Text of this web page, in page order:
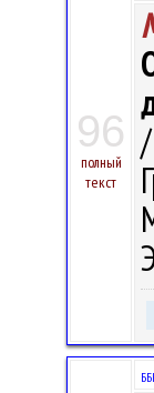
96
полный
текст